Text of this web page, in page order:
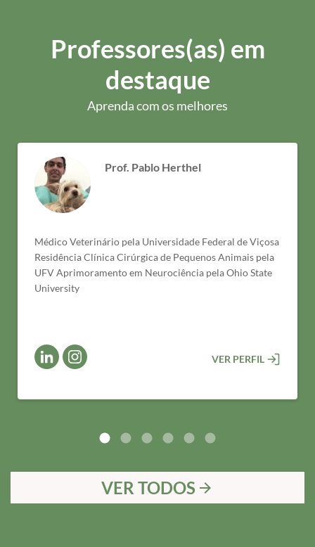
Professores(as) em
destaque
Aprenda com os melhores
Prof. Pablo Herthel
Médico Veterinário pela Universidade Federal de Viçosa
Residência Clínica Cirúrgica de Pequenos Animais pela
UFV Aprimoramento em Neurociência pela Ohio State
University
VER PERFIL
VER TODOS arrow_forward